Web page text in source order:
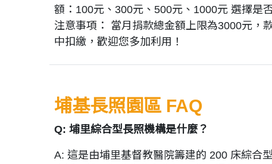
額：100元、300元、500元、1000元 選擇是
注意事項： 當月捐款總金額上限為3000元，
中扣繳，歡迎您多加利用！
埔基長照園區 FAQ
Q: 埔里綜合型長照機構是什麼？
A: 這是由埔里基督教醫院籌建的 200 床綜合